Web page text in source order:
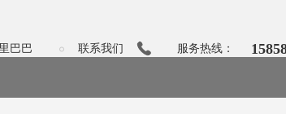
巴巴 联系我们 服务热线：